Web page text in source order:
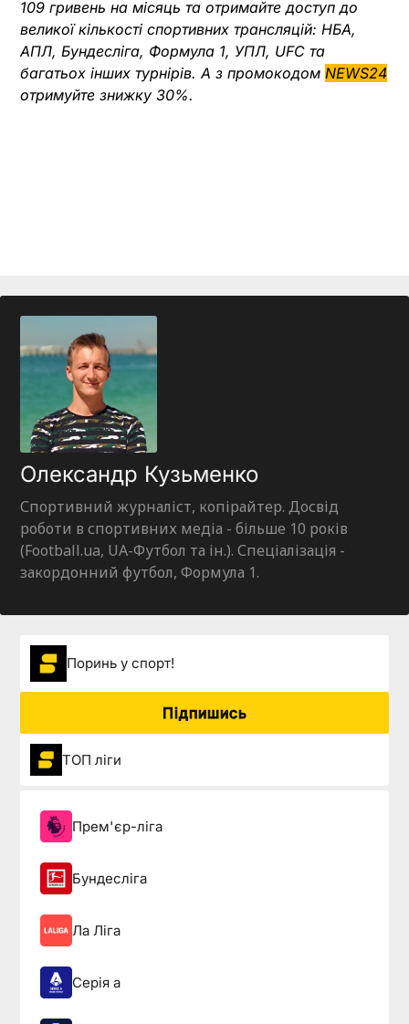
109 гривень на місяць та отримайте доступ до
великої кількості спортивних трансляцій: НБА,
АПЛ, Бундесліга, Формула 1, УПЛ, UFC та
багатьох інших турнірів. А з промокодом NEWS24
отримуйте знижку 30%.
Олександр Кузьменко
Спортивний журналіст, копірайтер. Досвід
роботи в спортивних медіа - більше 10 років
(Football.ua, UA-Футбол та ін.). Спеціалізація -
закордонний футбол, Формула 1.
Поринь у спорт!
Підпишись
ТОП ліги
Прем'єр-ліга
Бундесліга
Ла Ліга
Серія а